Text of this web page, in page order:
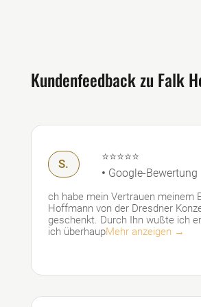
Kundenfeedback zu Falk
S.
⭐⭐⭐⭐⭐
• Google-Bewertung
ch habe mein Vertrauen meinem
Hoffmann von der Dresdner
geschenkt. Durch Ihn wußte ich
ich überhaupMehr anzeigen →